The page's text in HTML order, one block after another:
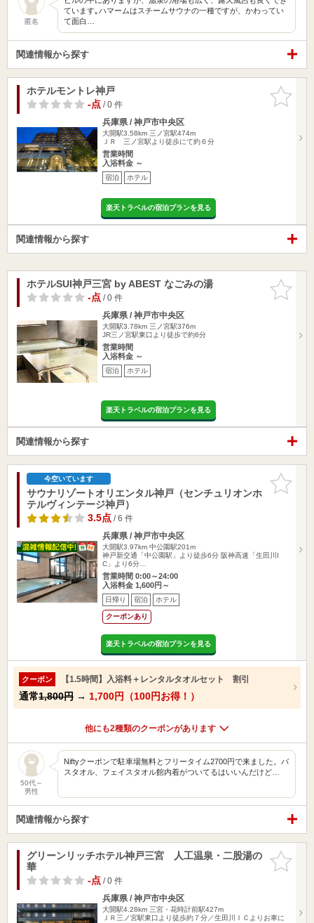
匿名
ています｡ハマームはスチームサウナの一種ですが、かわってい
て面白…
関連情報から探す
お気に入
りに追加
ホテルモントレ神戸
-点/ 0 件
兵庫県 / 神戸市中央区
大開駅3.58km 三ノ宮駅474m
ＪＲ 三ノ宮駅より徒歩にて約６分
営業時間
入浴料金 ～
宿泊 ホテル
楽天トラベルの宿泊プランを見る
関連情報から探す
お気に入
りに追加
ホテルSUI神戸三宮 by ABEST なごみの湯
-点/ 0 件
兵庫県 / 神戸市中央区
大開駅3.78km 三ノ宮駅376m
JR三ノ宮駅東口より徒歩で約6分
営業時間
入浴料金 ～
宿泊 ホテル
楽天トラベルの宿泊プランを見る
関連情報から探す
お気に入
りに追加
今空いています
サウナリゾートオリエンタル神戸（センチュリオンホ
テルヴィンテージ神戸）
3.5点/ 6 件
兵庫県 / 神戸市中央区
大開駅3.97km 中公園駅201m
神戸新交通「中公園駅」より徒歩6分 阪神高速「生田川I
C」より6分…
営業時間 0:00～24:00
入浴料金 1,600円～
日帰り 宿泊 ホテル
クーポンあり
楽天トラベルの宿泊プランを見る
クーポン 【1.5時間】入浴料＋レンタルタオルセット 割引
通常1,800円 → 1,700円（100円お得！）
他にも2種類のクーポンがあります
50代～
男性
Niftyクーポンで駐車場無料とフリータイム2700円で来ました。バ
スタオル、フェイスタオル館内着がついてるはいいんだけど…
関連情報から探す
お気に入
りに追加
グリーンリッチホテル神戸三宮 人工温泉・二股湯の
華
-点/ 0 件
兵庫県 / 神戸市中央区
大開駅4.28km 三宮・花時計前駅427m
ＪＲ三ノ宮駅東口より徒歩約７分／生田川ＩＣよりお車に